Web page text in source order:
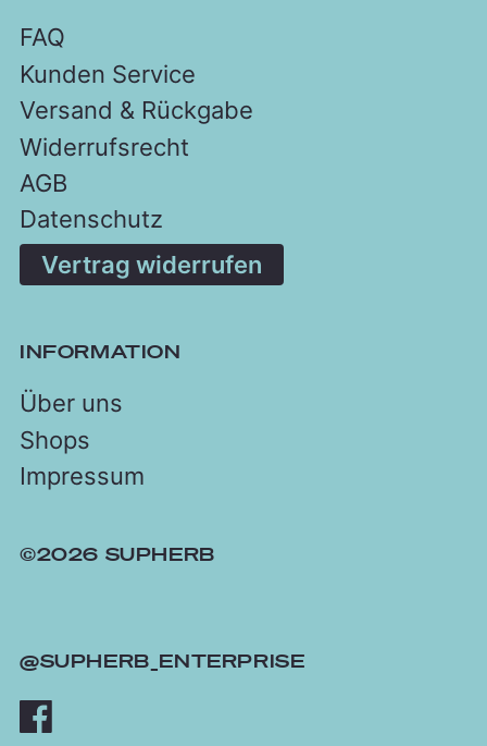
FAQ
Kunden Service
Versand & Rückgabe
Widerrufsrecht
AGB
Datenschutz
Vertrag widerrufen
INFORMATION
Über uns
Shops
Impressum
©2026 SUPHERB
@SUPHERB_ENTERPRISE